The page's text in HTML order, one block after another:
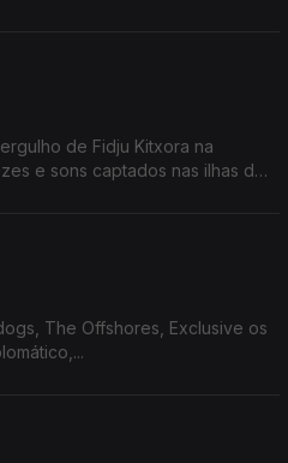
de Fidju Kitxora na
e sons captados nas ilhas de
The Offshores, Exclusive os